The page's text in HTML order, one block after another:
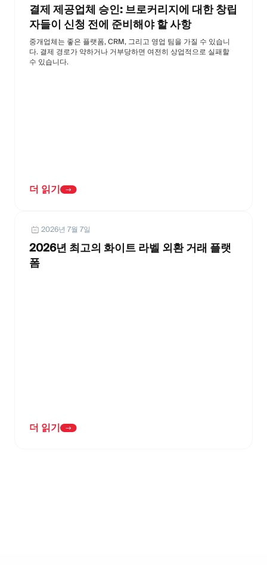
결제 제공업체 승인: 브로커리지에 대한 창립
자들이 신청 전에 준비해야 할 사항
중개업체는 좋은 플랫폼, CRM, 그리고 영업 팀을 가질 수 있습니
다. 결제 경로가 약하거나 거부당하면 여전히 상업적으로 실패할
수 있습니다.
더 읽기
2026년 7월 7일
2026년 최고의 화이트 라벨 외환 거래 플랫
폼
더 읽기